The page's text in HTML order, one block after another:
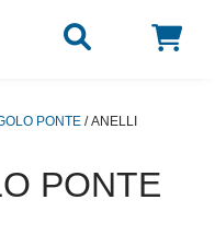
PONTE / ANELLI
PONTE